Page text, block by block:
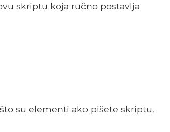
skriptu koja ručno postavlja
su elementi ako pišete skriptu.